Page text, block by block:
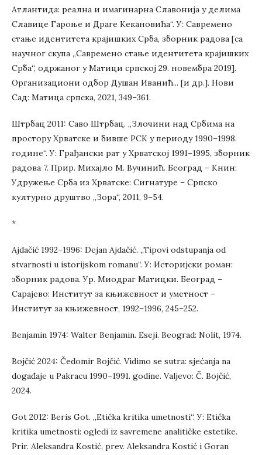
Атлантида: реална и имагинарна Славонија у делима
Славице Гароње и Драге Kекановића“. У: Савремено
стање идентитета крајишких Срба, зборник радова [са
научног скупа „Савремено стање идентитета крајишких
Срба“, одржаног у Матици српској 29. новембра 2019].
Организациони одбор Душан Иванић... [и др.]. Нови
Сад: Матица српска, 2021, 349–361.
Штрбац 2011: Саво Штрбац. „Злочини над Србима на
простору Хрватске и бивше РСК у периоду 1990–1998.
године“. У: Грађански рат у Хрватској 1991–1995, зборник
радова 7. Прир. Михајло М. Вучинић. Београд – Книн:
Удружење Срба из Хрватске: Сигнатуре – Српско
културно друштво „Зора“, 2011, 9–54.
*
Ajdačić 1992–1996: Dejan Ajdačić. „Tipovi odstupanja od
stvarnosti u istorijskom romanu“. У: Историјски роман:
зборник радова. Ур. Миодраг Матицки. Београд –
Сарајево: Институт за књижевност и уметност –
Институт за књижевност, 1992–1996, 245–252.
Benjamin 1974: Walter Benjamin. Eseji. Beograd: Nolit, 1974.
Bojčić 2024: Čedomir Bojčić. Vidimo se sutra: sjećanja na
događaje u Pakracu 1990–1991. godine. Valjevo: Č. Bojčić,
2024.
Got 2012: Beris Got. „Etička kritika umetnosti“. У: Etička
kritika umetnosti: ogledi iz savremene analitičke estetike.
Prir. Aleksandra Kostić, prev. Aleksandra Kostić i Goran